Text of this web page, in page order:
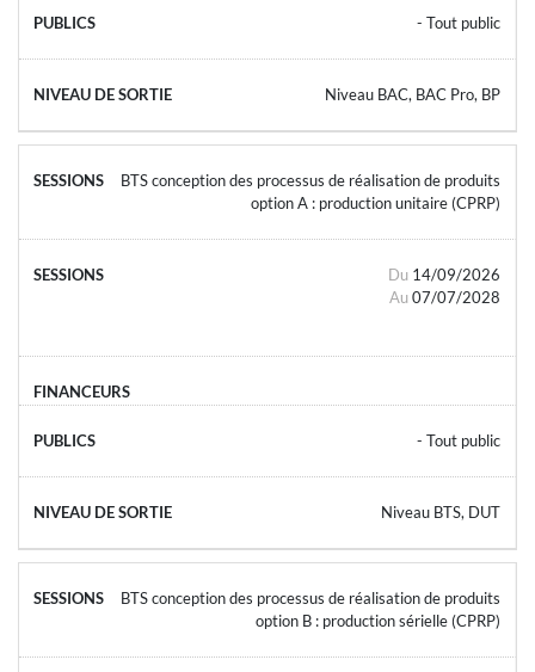
- Tout public
Niveau BAC, BAC Pro, BP
BTS conception des processus de réalisation de produits
option A : production unitaire (CPRP)
Du 14/09/2026
Au 07/07/2028
- Tout public
Niveau BTS, DUT
BTS conception des processus de réalisation de produits
option B : production sérielle (CPRP)